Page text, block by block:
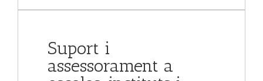
Suport i
assessorament a